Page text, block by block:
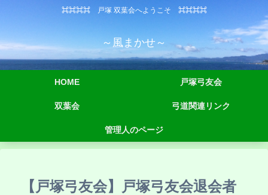
⌘⌘⌘⌘ 戸塚 双葉会へようこそ ⌘⌘⌘⌘
～風まかせ～
HOME 戸塚弓友会
双葉会 弓道関連リンク
管理人のページ
【戸塚弓友会】戸塚弓友会退会者